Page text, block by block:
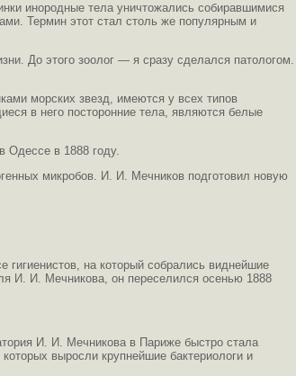
инородные тела уничтожались собиравшимися
Термин этот стал столь же популярным и
До этого зоолог — я сразу сделался патологом.
морских звезд, имеются у всех типов
в него посторонние тела, являются белые
Одессе в 1888 году.
микробов. И. И. Мечников подготовил новую
на который собрались виднейшие
И. И. Мечникова, он переселился осенью 1888
И. И. Мечникова в Париже быстро стала
выросли крупнейшие бактериологи и